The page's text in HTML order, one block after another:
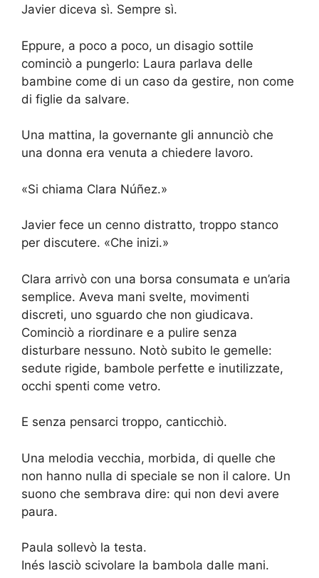
Javier diceva sì. Sempre sì.
Eppure, a poco a poco, un disagio sottile
cominciò a pungerlo: Laura parlava delle
bambine come di un caso da gestire, non come
di figlie da salvare.
Una mattina, la governante gli annunciò che
una donna era venuta a chiedere lavoro.
«Si chiama Clara Núñez.»
Javier fece un cenno distratto, troppo stanco
per discutere. «Che inizi.»
Clara arrivò con una borsa consumata e un’aria
semplice. Aveva mani svelte, movimenti
discreti, uno sguardo che non giudicava.
Cominciò a riordinare e a pulire senza
disturbare nessuno. Notò subito le gemelle:
sedute rigide, bambole perfette e inutilizzate,
occhi spenti come vetro.
E senza pensarci troppo, canticchiò.
Una melodia vecchia, morbida, di quelle che
non hanno nulla di speciale se non il calore. Un
suono che sembrava dire: qui non devi avere
paura.
Paula sollevò la testa.
Inés lasciò scivolare la bambola dalle mani.